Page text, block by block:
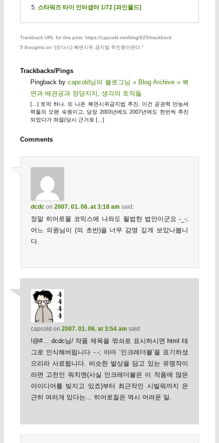
스타워즈 타이 인터셉터 1/72 [파인몰드]
Trackback URL for this post: https://capcold.net/blog/825/trackback
5 thoughts on “(또다시) 복면시위 금지법 추진중이란다.”
Trackbacks/Pings
Pingback bycapcold님의 블로그님 » Blog Archive » 복
면과 배관공과 정당지지, 생각의 토막들
[…] 토막 하나. 또 나온 복면시위금지법 추진. 이건 공권력 만능세
력들의 오랜 숙원이고, 당장 2003년에도 2007년에도 한번씩 추진
되었다가 좌절(당시 근거로 […]
Comments
dcdcon 2007. 01. 06. at 3:18 am said:
정말 히어로물 코믹스에 나와도 될법한 법안이군요 -_-;
어느 의원님이 (의 초반)을 너무 감명 깊게 보았나봅니
다.
capcold on 2007. 01. 06. at 3:54 am said:
!@#… dcdc님/ 작품 제목을 꺾쇠로 표시하시면 html 태
그로 인식해버립니다 -.-; 아마 ‘인크레더블’을 표기하셨
으리라 사료됩니다. 비슷한 발상을 담고 있는 유명작이
라면 고전인 워치멘(사실 인크레더블은 이 작품에 많은
아이디어를 빚지고 있죠)부터 최근작인 시빌워까지 은
근히 여러개 있다는… 히어로질은 역시 어려운 일.